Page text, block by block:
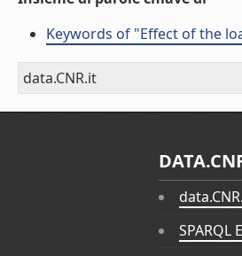
Keywords of "Effect of the
data.CNR.it
SPARQL